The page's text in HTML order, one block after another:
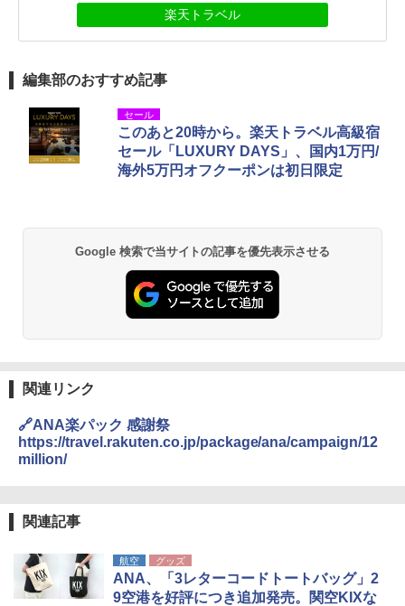
楽天トラベル
編集部のおすすめ記事
セール
このあと20時から。楽天トラベル高級宿
セール「LUXURY DAYS」、国内1万円/
海外5万円オフクーポンは初日限定
Google 検索で当サイトの記事を優先表示させる
関連リンク
🔗ANA楽パック 感謝祭
https://travel.rakuten.co.jp/package/ana/campaign/12
million/
関連記事
航空 グッズ
ANA、「3レターコードトートバッグ」2
9空港を好評につき追加発売。関空KIXな